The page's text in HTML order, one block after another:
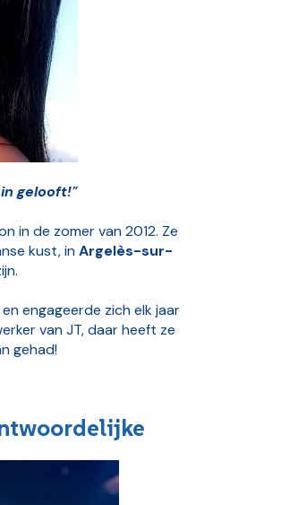
gelooft!"
in de zomer van 2012. Ze
kust, inArgelès-sur-
engageerde zich elk jaar
van JT, daar heeft ze
gehad!